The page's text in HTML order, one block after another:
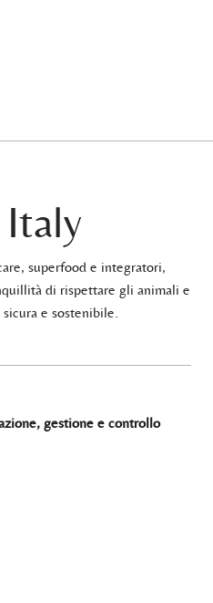
superfood e integratori,
di rispettare gli animali e
e sostenibile.
gestione e controllo